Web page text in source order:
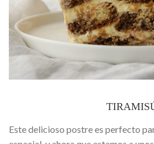
Este delicioso postre es perfecto